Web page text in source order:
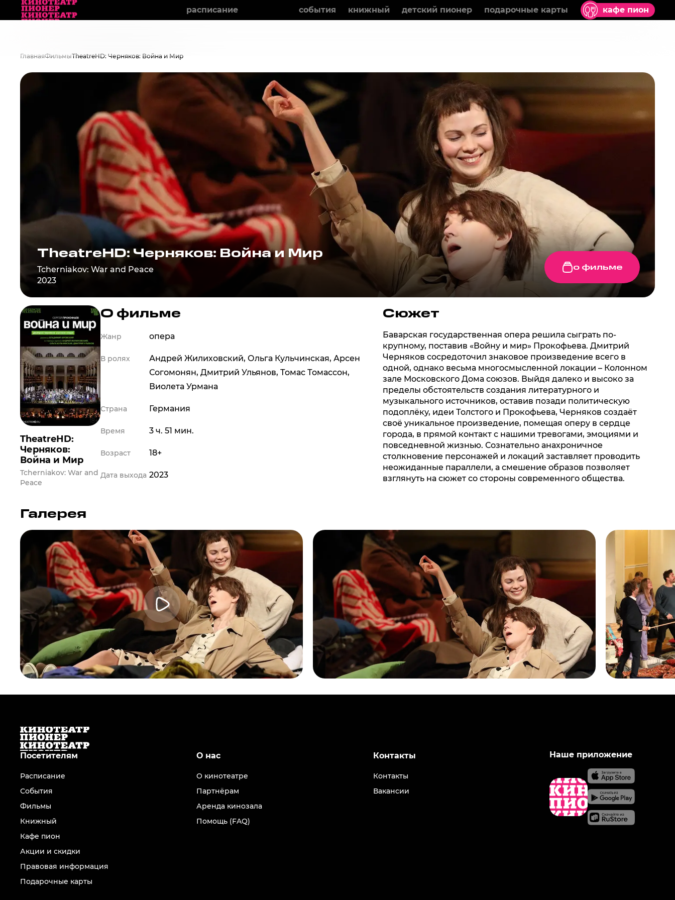
расписание события книжный детский пионер подарочные карты кафе пион
ГлавнаяФильмыTheatreHD: Черняков: Война и Мир
TheatreHD: Черняков: Война и Мир
Tcherniakov: War and Peace
2023
о фильме
TheatreHD:
Черняков:
Война и Мир
Tcherniakov: War and
Peace
О фильме
Жанр опера
В ролях Андрей Жилиховский, Ольга Кульчинская, Арсен
Согомонян, Дмитрий Ульянов, Томас Томассон,
Виолета Урмана
Страна Германия
Время 3 ч. 51 мин.
Возраст 18+
Дата выхода 2023
Сюжет
Баварская государственная опера решила сыграть по-
крупному, поставив «Войну и мир» Прокофьева. Дмитрий
Черняков сосредоточил знаковое произведение всего в
одной, однако весьма многосмысленной локации – Колонном
зале Московского Дома союзов. Выйдя далеко и высоко за
пределы обстоятельств создания литературного и
музыкального источников, оставив позади политическую
подоплёку, идеи Толстого и Прокофьева, Черняков создаёт
своё уникальное произведение, помещая оперу в сердце
города, в прямой контакт с нашими тревогами, эмоциями и
повседневной жизнью. Сознательно анахроничное
столкновение персонажей и локаций заставляет проводить
неожиданные параллели, а смешение образов позволяет
взглянуть на сюжет со стороны современного общества.
Галерея
Посетителям
Расписание
События
Фильмы
Книжный
Кафе пион
Акции и скидки
Правовая информация
Подарочные карты
О нас
О кинотеатре
Партнёрам
Аренда кинозала
Помощь (FAQ)
Контакты
Контакты
Вакансии
Наше приложение